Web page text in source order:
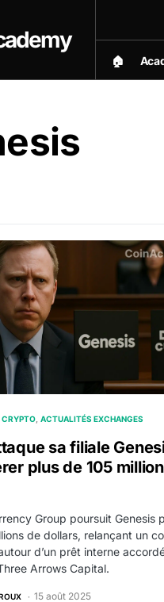
🏠︎
sa filiale Genesis
ACTUALITÉS EXCHANGES
sa filiale
plus de 105
Group poursuit Genesis
de dollars, relançant un
d’un prêt interne
Arrows Capital.
15 août 2025